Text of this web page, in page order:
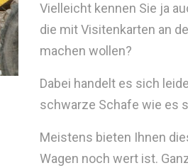
Vielleicht kennen Sie ja
die mit Visitenkarten an
machen wollen?
Dabei handelt es sich
schwarze Schafe wie es
Meistens bieten Ihnen
Wagen noch wert ist.